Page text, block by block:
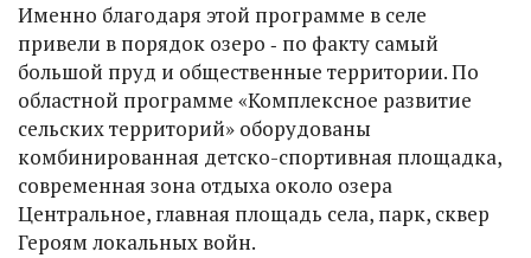
Именно благодаря этой программе в селе
привели в порядок озеро ‑ по факту самый
большой пруд и общественные территории. По
областной программе «Комплексное развитие
сельских территорий» оборудованы
комбинированная детско-спортивная площадка,
современная зона отдыха около озера
Центральное, главная площадь села, парк, сквер
Героям локальных войн.